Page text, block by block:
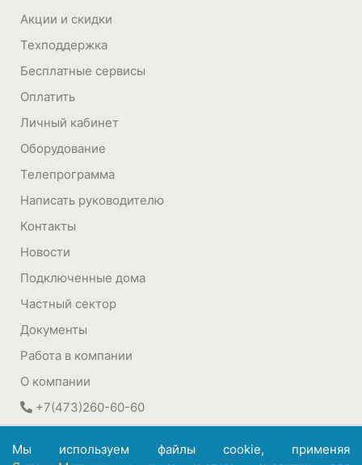
Акции и скидки
Техподдержка
Бесплатные сервисы
Оплатить
Личный кабинет
Оборудование
Телепрограмма
Написать руководителю
Контакты
Новости
Подключенные дома
Частный сектор
Документы
Работа в компании
О компании
+7(473)260-60-60
ул. Плехановская, 22а
Мы используем файлы cookie, применяя